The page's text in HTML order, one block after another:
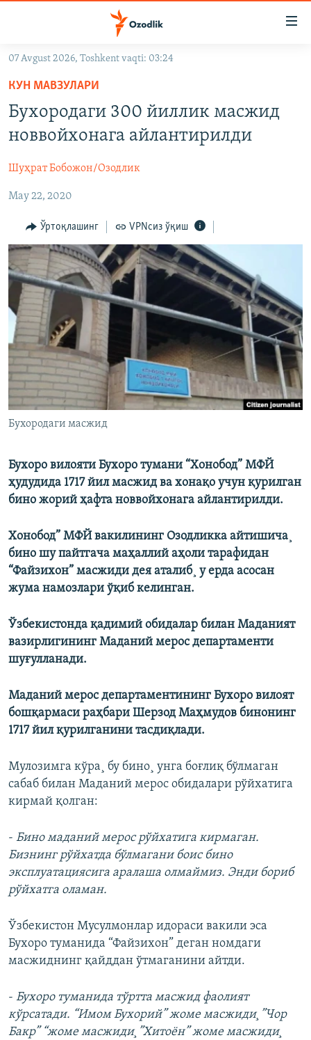
Асосий
навигацияга
ўтинг
Қидиришга
OZODARXIV
На русском
ИЖТИМОИЙ ТАРМОҚЛАР
Озодлик бошқа тилларда
07 Avgust 2026, Toshkent vaqti: 03:24
КУН МАВЗУЛАРИ
Бухородаги 300 йиллик масжид
новвойхонага айлантирилди
Шуҳрат Бобожон/Озодлик
May 22, 2020
Ўртоқлашинг VPNсиз ўқиш
Бухородаги масжид
Бухоро вилояти Бухоро тумани “Хонобод” МФЙ
ҳудудида 1717 йил масжид ва хонақо учун қурилган
бино жорий ҳафта новвойхонага айлантирилди.
Хонобод” МФЙ вакилининг Озодликка айтишича¸
бино шу пайтгача маҳаллий аҳоли тарафидан
“Файзихон” масжиди дея аталиб¸ у ерда асосан
жума нaмозлари ўқиб келинган.
Ўзбекистонда қадимий обидалар билан Маданият
вазирлигининг Маданий мерос департаменти
шуғулланади.
Маданий мерос департаментининг Бухоро вилоят
бошқармаси раҳбари Шерзод Маҳмудов бинонинг
1717 йил қурилганини тасдиқлади.
Мулозимга кўра¸ бу бино¸ унга боғлиқ бўлмаган
сабаб билан Маданий мерос обидалари рўйхатига
кирмай қолган:
- Бино маданий мерос рўйхатига кирмаган.
Бизнинг рўйхатда бўлмагани боис бино
эксплуатациясига аралаша олмаймиз. Энди бориб
рўйхатга оламан.
Ўзбекистон Мусулмонлар идораси вакили эса
Бухоро туманида “Файзихон” деган номдаги
масжиднинг қайддан ўтмаганини айтди.
- Бухоро туманида тўртта масжид фаолият
кўрсатади. “Имом Бухорий” жоме масжиди¸”Чор
Бакр” “жоме масжиди¸”Хитоён” жоме масжиди¸